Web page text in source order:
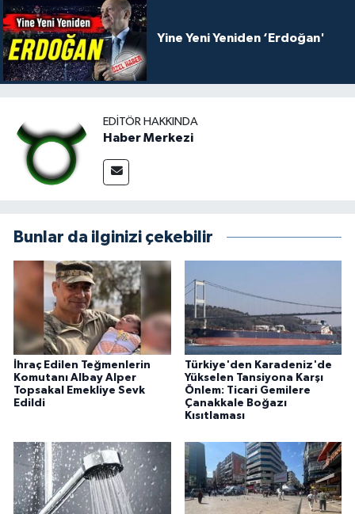
Yine Yeni Yeniden ‘Erdoğan'
EDITÖR HAKKINDA
Haber Merkezi
Bunlar da ilginizi çekebilir
İhraç Edilen Teğmenlerin
Komutanı Albay Alper
Topsakal Emekliye Sevk
Edildi
Türkiye'den Karadeniz'de
Yükselen Tansiyona Karşı
Önlem: Ticari Gemilere
Çanakkale Boğazı
Kısıtlaması